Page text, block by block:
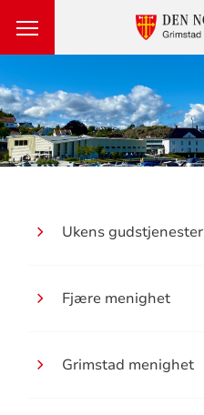
Ukens gudstjenester
Fjære menighet
Grimstad menighet